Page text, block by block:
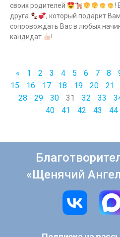
своих родителей
!
друга
, который подарит
сопровождать Вас в любых
кандидат
!
« 1 2 3 4 5 6 7 8
15
16 17 18 19 20 21
28
29 30 31 32 33
40
41 42 43 44
«Щенячий